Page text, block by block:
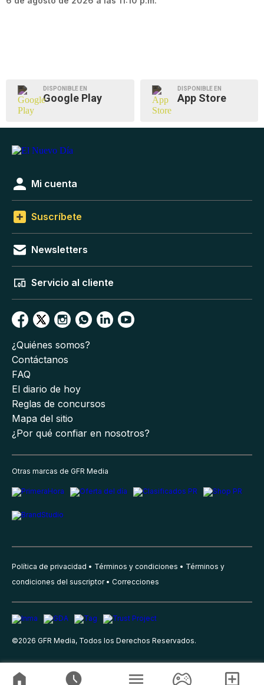
DISPONIBLE EN
Google Play
DISPONIBLE EN
App Store
Mi cuenta
Suscríbete
Newsletters
Servicio al cliente
¿Quiénes somos?
Contáctanos
FAQ
El diario de hoy
Reglas de concursos
Mapa del sitio
¿Por qué confiar en nosotros?
Otras marcas de GFR Media
Política de privacidad Términos y condiciones
Términos y
condiciones del suscriptor
Correcciones
©2026 GFR Media, Todos los Derechos Reservados.